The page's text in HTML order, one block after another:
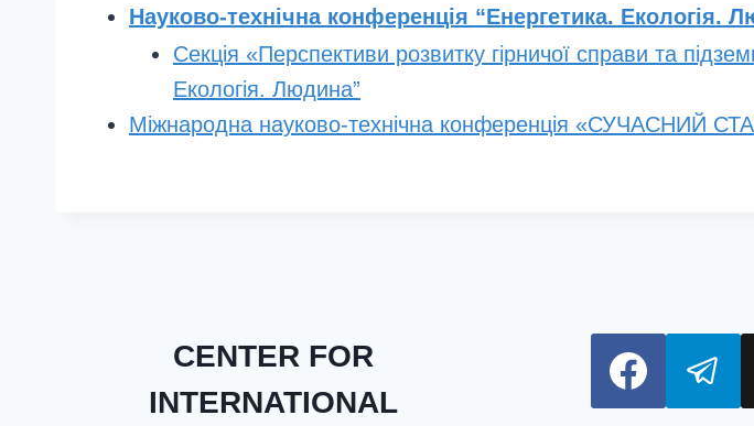
Науково-технічна конференція “Енергетика. Екологія.
Секція «Перспективи розвитку гірничої справи та
Екологія. Людина”
Міжнародна науково-технічна конференція
CENTER FOR
INTERNATIONAL